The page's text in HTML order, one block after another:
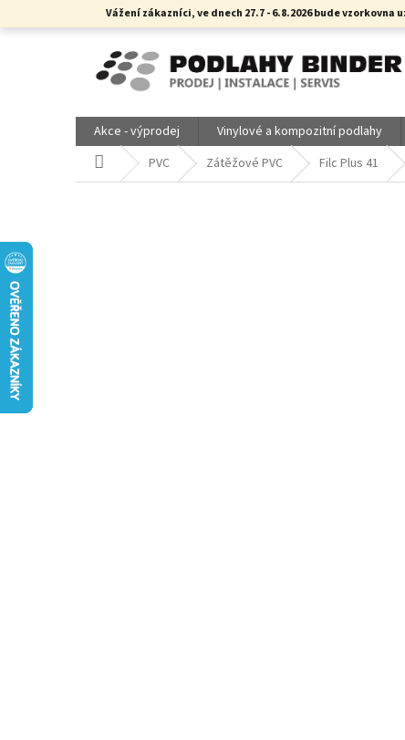
na
Vážení zákazníci, ve dnech 27.7 - 6.8.2026 bude
Akce - výprodej Vinylové a kompozitní podlahy
Domů PVC Zátěžové PVC Filc Plus 41